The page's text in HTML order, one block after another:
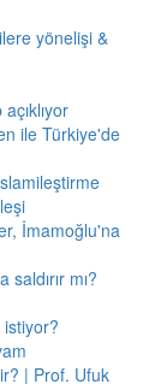
yönelişi &
ile Türkiye'de
İmamoğlu'na
mı?
| Prof. Ufuk